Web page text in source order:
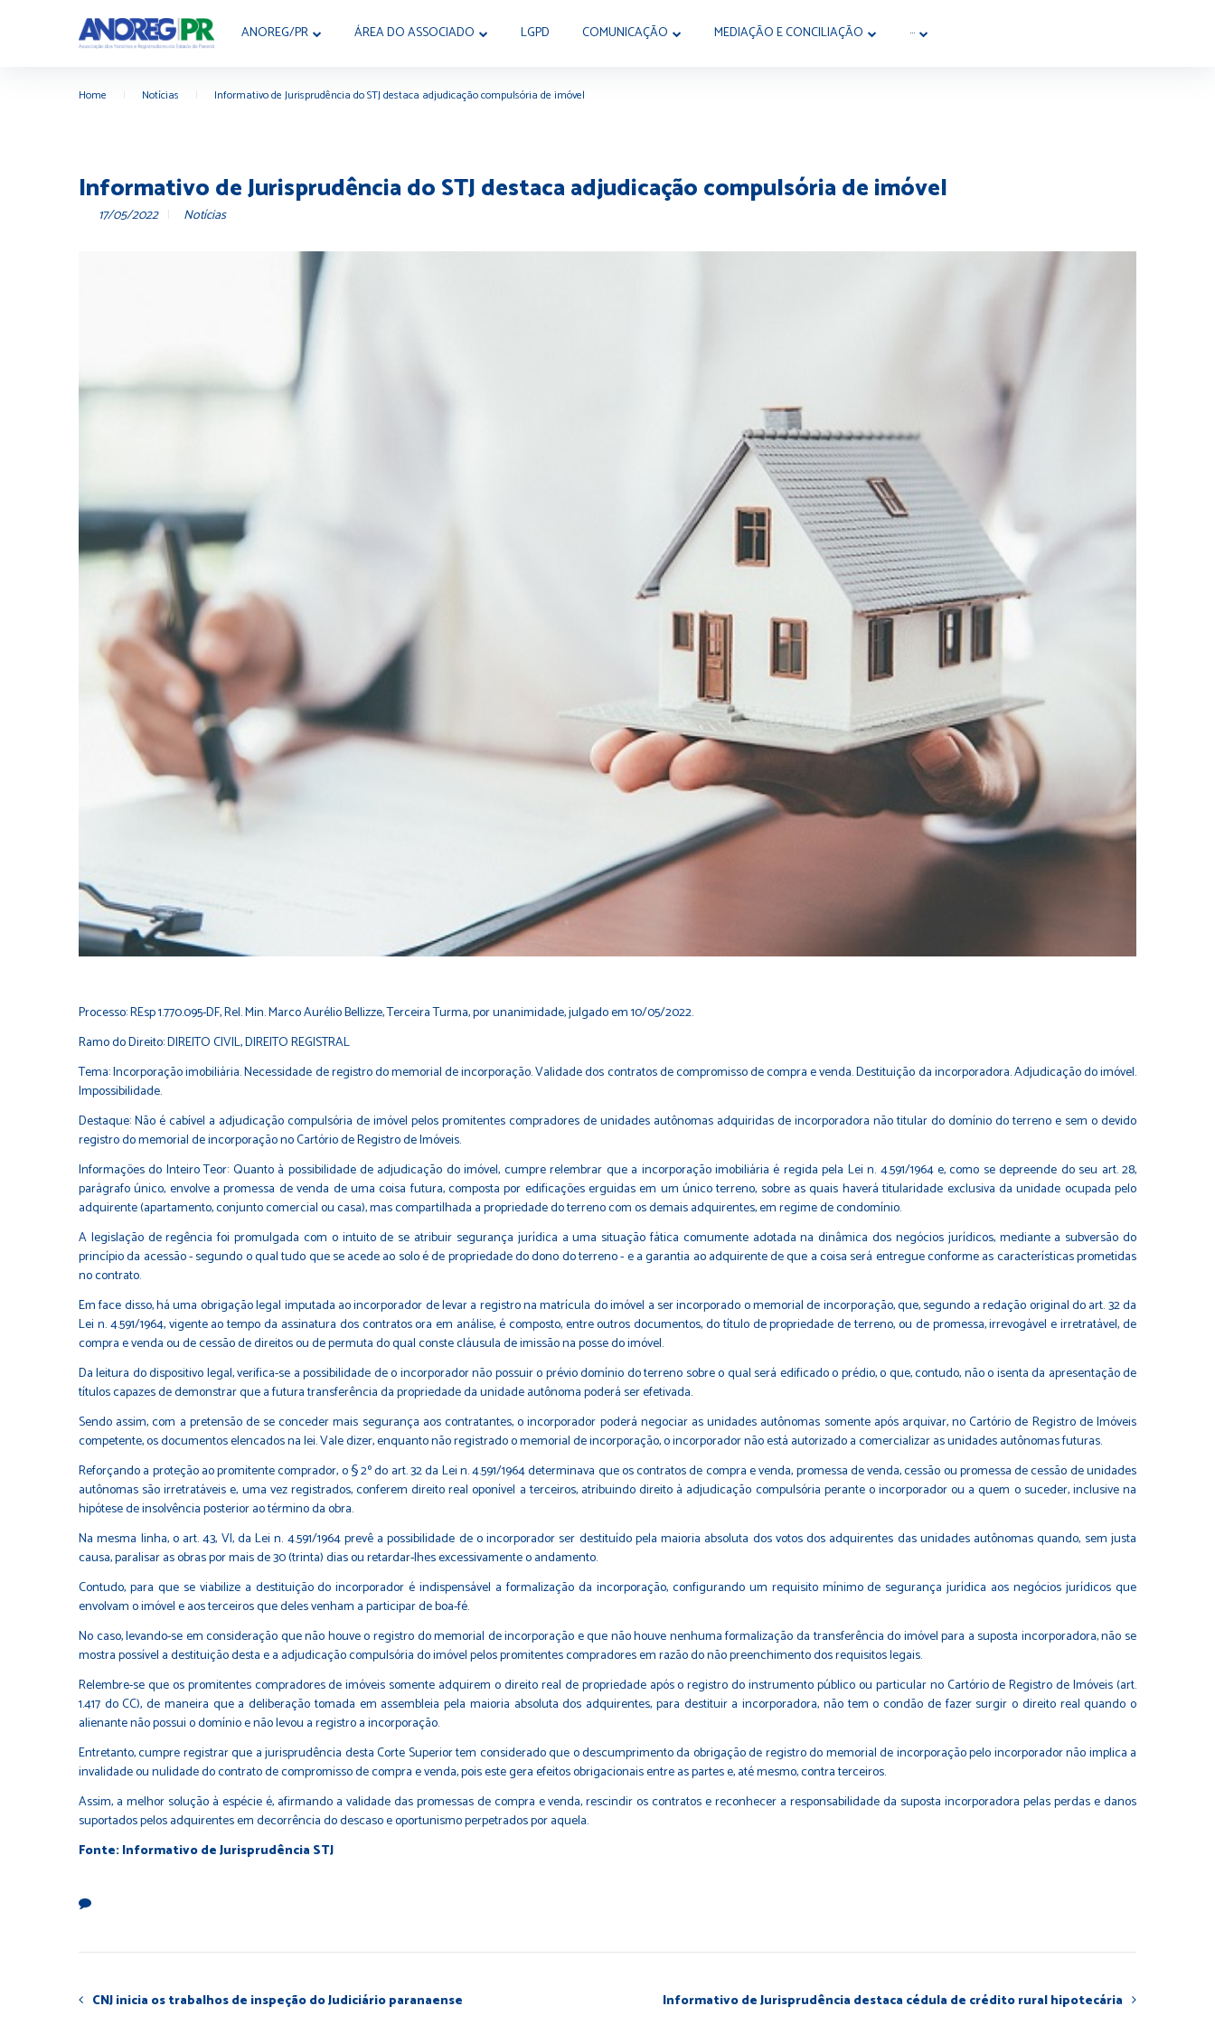
ANOREG/PR ÁREA DO ASSOCIADO LGPD COMUNICAÇÃO MEDIAÇÃO E CONCILIAÇÃO ···
Home Notícias Informativo de Jurisprudência do STJ destaca adjudicação compulsória de imóvel
Informativo de Jurisprudência do STJ destaca adjudicação compulsória de imóvel
17/05/2022 Notícias
Processo: REsp 1.770.095-DF, Rel. Min. Marco Aurélio Bellizze, Terceira Turma, por unanimidade, julgado em 10/05/2022.
Ramo do Direito: DIREITO CIVIL, DIREITO REGISTRAL
Tema: Incorporação imobiliária. Necessidade de registro do memorial de incorporação. Validade dos contratos de compromisso de compra e venda. Destituição da incorporadora. Adjudicação do imóvel.
Impossibilidade.
Destaque: Não é cabível a adjudicação compulsória de imóvel pelos promitentes compradores de unidades autônomas adquiridas de incorporadora não titular do domínio do terreno e sem o devido
registro do memorial de incorporação no Cartório de Registro de Imóveis.
Informações do Inteiro Teor: Quanto à possibilidade de adjudicação do imóvel, cumpre relembrar que a incorporação imobiliária é regida pela Lei n. 4.591/1964 e, como se depreende do seu art. 28,
parágrafo único, envolve a promessa de venda de uma coisa futura, composta por edificações erguidas em um único terreno, sobre as quais haverá titularidade exclusiva da unidade ocupada pelo
adquirente (apartamento, conjunto comercial ou casa), mas compartilhada a propriedade do terreno com os demais adquirentes, em regime de condomínio.
A legislação de regência foi promulgada com o intuito de se atribuir segurança jurídica a uma situação fática comumente adotada na dinâmica dos negócios jurídicos, mediante a subversão do
princípio da acessão - segundo o qual tudo que se acede ao solo é de propriedade do dono do terreno - e a garantia ao adquirente de que a coisa será entregue conforme as características prometidas
no contrato.
Em face disso, há uma obrigação legal imputada ao incorporador de levar a registro na matrícula do imóvel a ser incorporado o memorial de incorporação, que, segundo a redação original do art. 32 da
Lei n. 4.591/1964, vigente ao tempo da assinatura dos contratos ora em análise, é composto, entre outros documentos, do título de propriedade de terreno, ou de promessa, irrevogável e irretratável, de
compra e venda ou de cessão de direitos ou de permuta do qual conste cláusula de imissão na posse do imóvel.
Da leitura do dispositivo legal, verifica-se a possibilidade de o incorporador não possuir o prévio domínio do terreno sobre o qual será edificado o prédio, o que, contudo, não o isenta da apresentação de
títulos capazes de demonstrar que a futura transferência da propriedade da unidade autônoma poderá ser efetivada.
Sendo assim, com a pretensão de se conceder mais segurança aos contratantes, o incorporador poderá negociar as unidades autônomas somente após arquivar, no Cartório de Registro de Imóveis
competente, os documentos elencados na lei. Vale dizer, enquanto não registrado o memorial de incorporação, o incorporador não está autorizado a comercializar as unidades autônomas futuras.
Reforçando a proteção ao promitente comprador, o § 2º do art. 32 da Lei n. 4.591/1964 determinava que os contratos de compra e venda, promessa de venda, cessão ou promessa de cessão de unidades
autônomas são irretratáveis e, uma vez registrados, conferem direito real oponível a terceiros, atribuindo direito à adjudicação compulsória perante o incorporador ou a quem o suceder, inclusive na
hipótese de insolvência posterior ao término da obra.
Na mesma linha, o art. 43, VI, da Lei n. 4.591/1964 prevê a possibilidade de o incorporador ser destituído pela maioria absoluta dos votos dos adquirentes das unidades autônomas quando, sem justa
causa, paralisar as obras por mais de 30 (trinta) dias ou retardar-lhes excessivamente o andamento.
Contudo, para que se viabilize a destituição do incorporador é indispensável a formalização da incorporação, configurando um requisito mínimo de segurança jurídica aos negócios jurídicos que
envolvam o imóvel e aos terceiros que deles venham a participar de boa-fé.
No caso, levando-se em consideração que não houve o registro do memorial de incorporação e que não houve nenhuma formalização da transferência do imóvel para a suposta incorporadora, não se
mostra possível a destituição desta e a adjudicação compulsória do imóvel pelos promitentes compradores em razão do não preenchimento dos requisitos legais.
Relembre-se que os promitentes compradores de imóveis somente adquirem o direito real de propriedade após o registro do instrumento público ou particular no Cartório de Registro de Imóveis (art.
1.417 do CC), de maneira que a deliberação tomada em assembleia pela maioria absoluta dos adquirentes, para destituir a incorporadora, não tem o condão de fazer surgir o direito real quando o
alienante não possui o domínio e não levou a registro a incorporação.
Entretanto, cumpre registrar que a jurisprudência desta Corte Superior tem considerado que o descumprimento da obrigação de registro do memorial de incorporação pelo incorporador não implica a
invalidade ou nulidade do contrato de compromisso de compra e venda, pois este gera efeitos obrigacionais entre as partes e, até mesmo, contra terceiros.
Assim, a melhor solução à espécie é, afirmando a validade das promessas de compra e venda, rescindir os contratos e reconhecer a responsabilidade da suposta incorporadora pelas perdas e danos
suportados pelos adquirentes em decorrência do descaso e oportunismo perpetrados por aquela.
Fonte: Informativo de Jurisprudência STJ
CNJ inicia os trabalhos de inspeção do Judiciário paranaense Informativo de Jurisprudência destaca cédula de crédito rural hipotecária